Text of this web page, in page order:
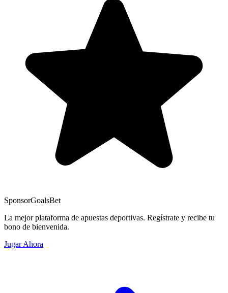
SponsorGoalsBet
La mejor plataforma de apuestas deportivas. Regístrate y recibe tu
bono de bienvenida.
Jugar Ahora